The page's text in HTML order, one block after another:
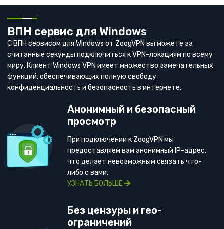
ВПН сервис для Windows
С ВПН сервисом для Windows от ZoogVPN вы можете за
считанные секунды подключиться к VPN-локациям по всему
миру. Клиент Windows VPN имеет множество замечательных
функций, обеспечивающих полную свободу,
конфиденциальность и безопасность в интернете.
Анонимный и безопасный
просмотр
При подключении к ZoogVPN мы
предоставляем вам анонимный IP-адрес,
что делает невозможным связать что-
либо с вами.
УЗНАТЬ БОЛЬШЕ
Без цензуры и гео-
ограничений